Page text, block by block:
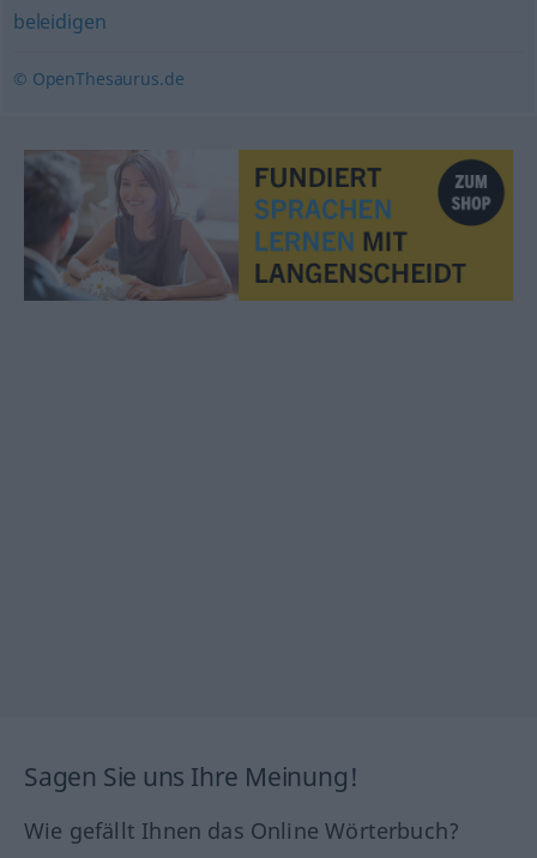
beleidigen
© OpenThesaurus.de
Sagen Sie uns Ihre Meinung!
Wie gefällt Ihnen das Online Wörterbuch?